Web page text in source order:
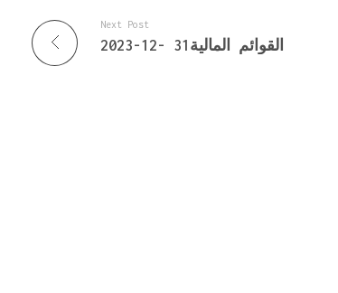
Next Post
القوائم المالية31 -12-2023